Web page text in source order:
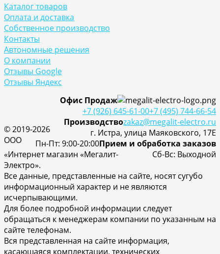
Каталог товаров
Оплата и доставка
Собственное производство
Контакты
Автономные решения
О компании
Отзывы Google
Отзывы Яндекс
Офис Продаж
+7 (495) 744-66-54
+7 (926) 645-61-00
zakaz@megalit-electro.ru
Производство
г. Истра, улица Маяковского, 17Е
Прием и обработка заказов
Пн-Пт: 9:00-20:00
Cб-Вс: Выходной
© 2019-2026
ООО
«Интернет магазин «Мегалит-
Электро».
Все данные, представленные на сайте, носят сугубо
информационный характер и не являются
исчерпывающими.
Для более подробной информации следует
обращаться к менеджерам компании по указанным на
сайте телефонам.
Вся представленная на сайте информация,
касающаяся комплектации, технических